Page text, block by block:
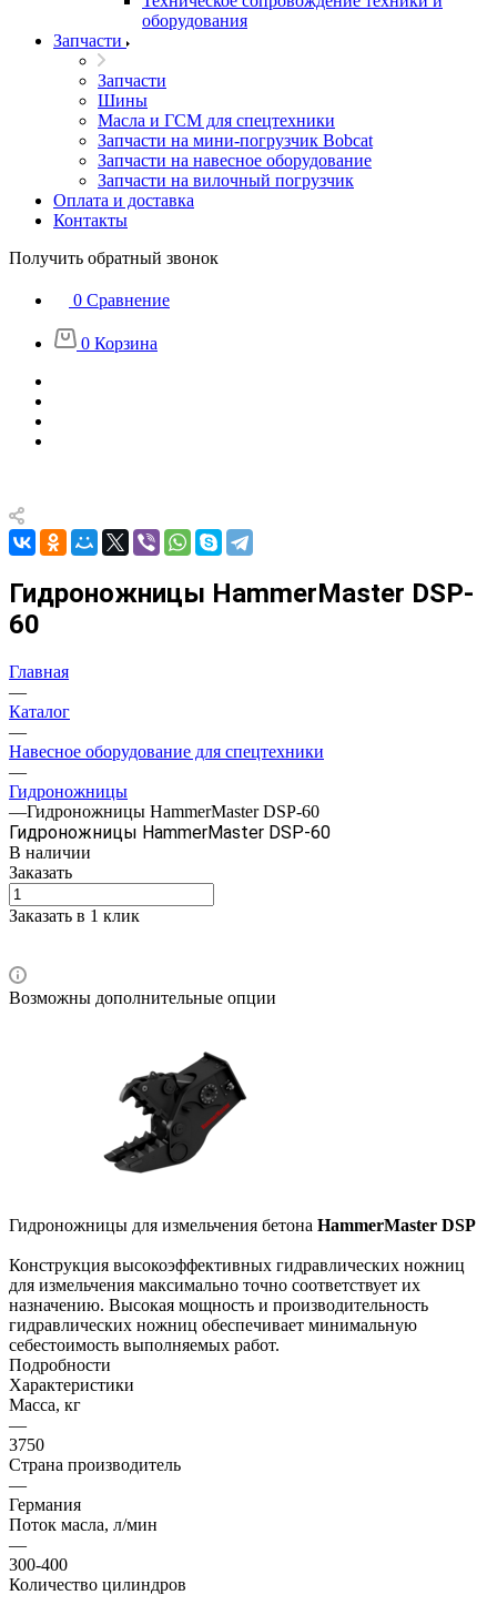
оборудования
Запчасти
Запчасти
Шины
Масла и ГСМ для спецтехники
Запчасти на мини-погрузчик Bobcat
Запчасти на навесное оборудование
Запчасти на вилочный погрузчик
Оплата и доставка
Контакты
Получить обратный звонок
0 Сравнение
0 Корзина
Гидроножницы HammerMaster DSP-
60
Главная
—
Каталог
—
Навесное оборудование для спецтехники
—
Гидроножницы
—Гидроножницы HammerMaster DSP-60
Гидроножницы HammerMaster DSP-60
В наличии
Заказать
Заказать в 1 клик
Возможны дополнительные опции
Гидроножницы для измельчения бетона HammerMaster DSP
Конструкция высокоэффективных гидравлических ножниц
для измельчения максимально точно соответствует их
назначению. Высокая мощность и производительность
гидравлических ножниц обеспечивает минимальную
себестоимость выполняемых работ.
Подробности
Характеристики
Масса, кг
—
3750
Страна производитель
—
Германия
Поток масла, л/мин
—
300-400
Количество цилиндров